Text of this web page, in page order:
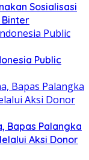
Sosialisasi
Binter
Public
Bapas Palangka
Aksi Donor